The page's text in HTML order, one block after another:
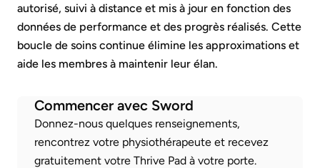
autorisé, suivi à distance et mis à jour en fonction des
données de performance et des progrès réalisés. Cette
boucle de soins continue élimine les approximations et
aide les membres à maintenir leur élan.
Commencer avec Sword
Donnez-nous quelques renseignements,
rencontrez votre physiothérapeute et recevez
gratuitement votre Thrive Pad à votre porte.